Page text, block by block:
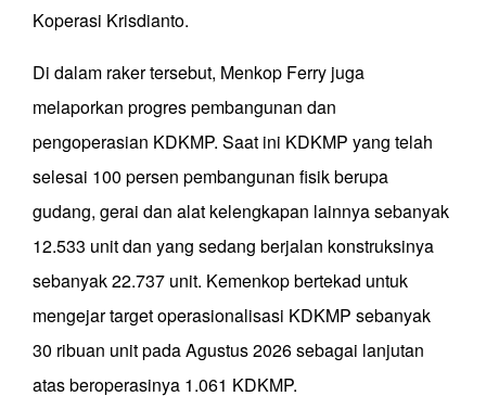
Koperasi Krisdianto.
Di dalam raker tersebut, Menkop Ferry juga
melaporkan progres pembangunan dan
pengoperasian KDKMP. Saat ini KDKMP yang telah
selesai 100 persen pembangunan fisik berupa
gudang, gerai dan alat kelengkapan lainnya sebanyak
12.533 unit dan yang sedang berjalan konstruksinya
sebanyak 22.737 unit. Kemenkop bertekad untuk
mengejar target operasionalisasi KDKMP sebanyak
30 ribuan unit pada Agustus 2026 sebagai lanjutan
atas beroperasinya 1.061 KDKMP.